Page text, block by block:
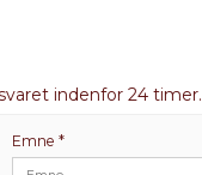
indenfor 24 timer.
Emne *